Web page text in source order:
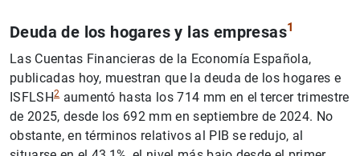
Deuda de los hogares y las empresas1
Las Cuentas Financieras de la Economía Española,
publicadas hoy, muestran que la deuda de los hogares e
ISFLSH2aumentó hasta los 714 mm en el tercer trimestre
de 2025, desde los 692 mm en septiembre de 2024. No
obstante, en términos relativos al PIB se redujo, al